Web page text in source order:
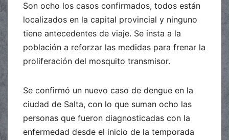
Son ocho los casos confirmados, todos están
localizados en la capital provincial y ninguno
tiene antecedentes de viaje. Se insta a la
población a reforzar las medidas para frenar la
proliferación del mosquito transmisor.
Se confirmó un nuevo caso de dengue en la
ciudad de Salta, con lo que suman ocho las
personas que fueron diagnosticadas con la
enfermedad desde el inicio de la temporada